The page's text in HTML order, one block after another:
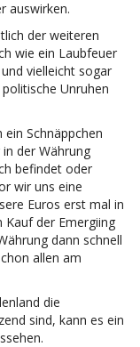
auswirken.
der weiteren
wie ein Laubfeuer
vielleicht sogar
Unruhen
Schnäppchen
der Währung
befindet oder
wir uns eine
Euros erst mal in
Kauf der Emergiing
dann schnell
allen am
die
sind, kann es ein